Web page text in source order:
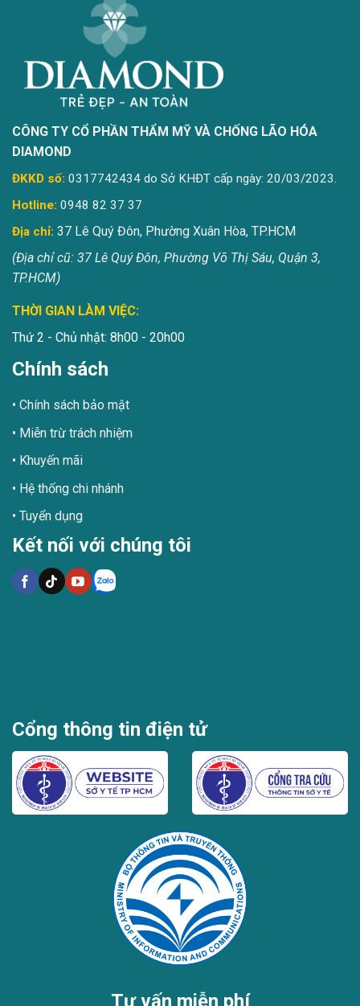
CÔNG TY CỔ PHẦN THẨM MỸ VÀ CHỐNG LÃO HÓA
DIAMOND
ĐKKD số: 0317742434 do Sở KHĐT cấp ngày: 20/03/2023.
Hotline: 0948 82 37 37
Địa chỉ: 37 Lê Quý Đôn, Phường Xuân Hòa, TP.HCM
(Địa chỉ cũ: 37 Lê Quý Đôn, Phường Võ Thị Sáu, Quận 3,
TP.HCM)
THỜI GIAN LÀM VIỆC:
Thứ 2 - Chủ nhật: 8h00 - 20h00
Chính sách
Chính sách bảo mật
Miễn trừ trách nhiệm
Khuyến mãi
Hệ thống chi nhánh
Tuyển dụng
Kết nối với chúng tôi
Cổng thông tin điện tử
Tư vấn miễn phí